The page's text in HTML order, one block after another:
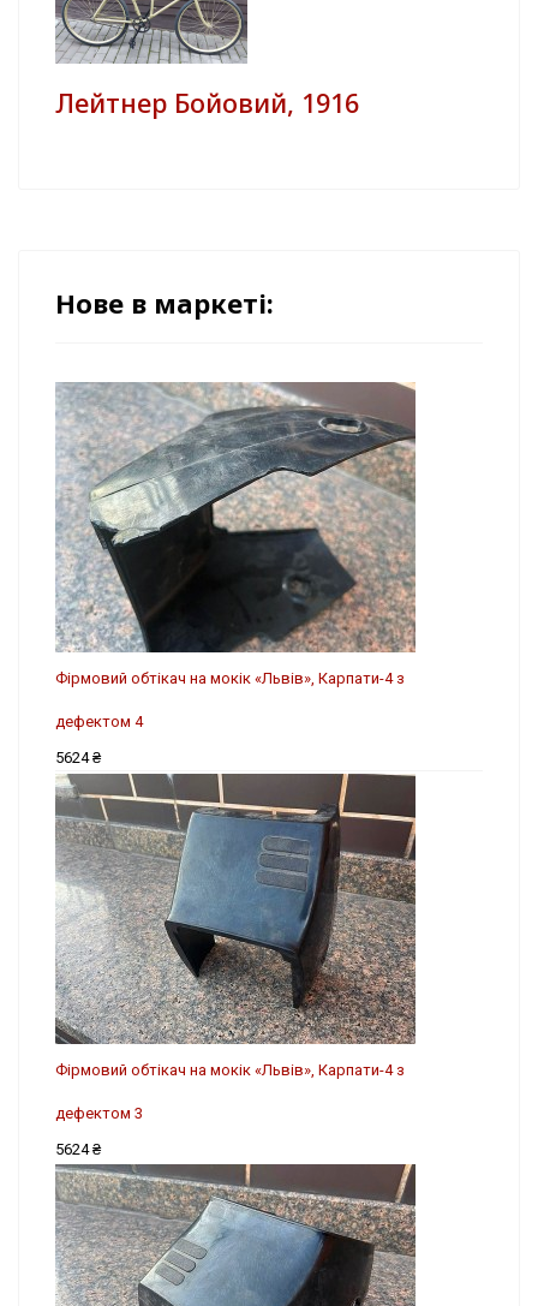
Лейтнер Бойовий, 1916
Нове в маркеті:
Фірмовий обтікач на мокік «Львів», Карпати-4 з
дефектом 4
5624 ₴
Фірмовий обтікач на мокік «Львів», Карпати-4 з
дефектом 3
5624 ₴